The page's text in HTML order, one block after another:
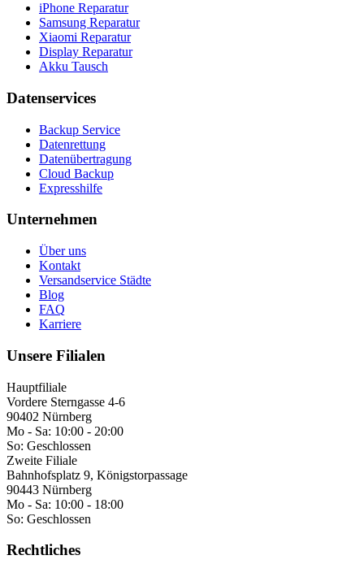
iPhone Reparatur
Samsung Reparatur
Xiaomi Reparatur
Display Reparatur
Akku Tausch
Datenservices
Backup Service
Datenrettung
Datenübertragung
Cloud Backup
Expresshilfe
Unternehmen
Über uns
Kontakt
Versandservice Städte
Blog
FAQ
Karriere
Unsere Filialen
Hauptfiliale
Vordere Sterngasse 4-6
90402 Nürnberg
Mo - Sa: 10:00 - 20:00
So: Geschlossen
Zweite Filiale
Bahnhofsplatz 9, Königstorpassage
90443 Nürnberg
Mo - Sa: 10:00 - 18:00
So: Geschlossen
Rechtliches